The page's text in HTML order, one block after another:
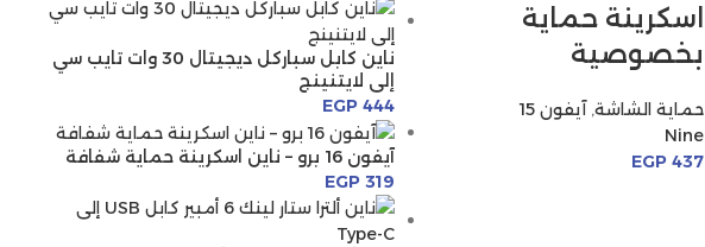
اسكرينة حماية
بخصوصية
حماية الشاشة, آيفون 15
Nine
EGP 437
ناين كابل سباركل ديجيتال 30 وات تايب سي
إلى لايتنينج
EGP444
آيفون 16 برو – ناين اسكرينة حماية شفافة
EGP319